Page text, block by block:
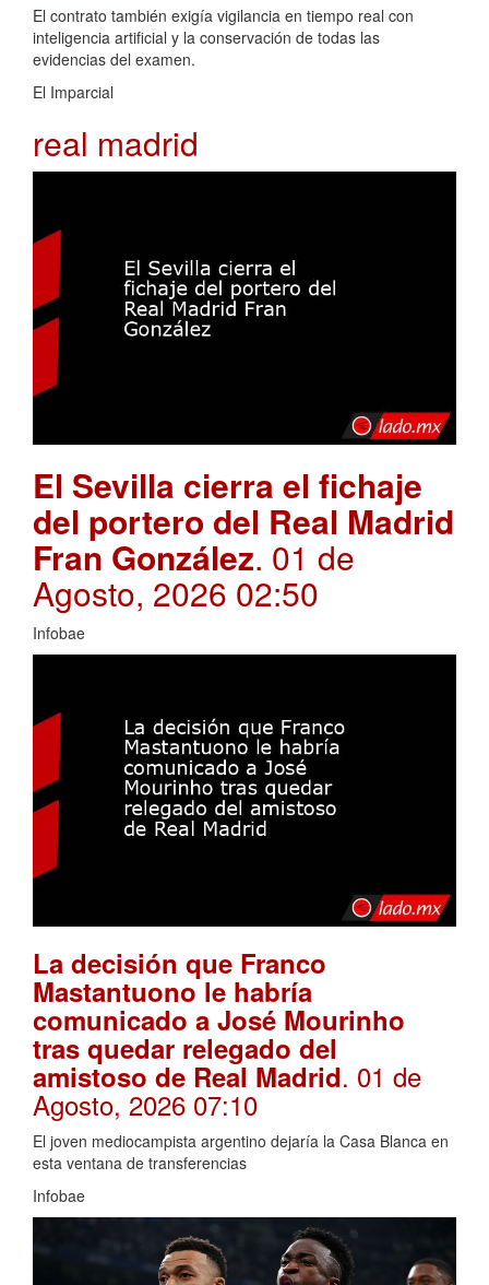
El contrato también exigía vigilancia en tiempo real con
inteligencia artificial y la conservación de todas las
evidencias del examen.
El Imparcial
real madrid
El Sevilla cierra el fichaje
del portero del Real Madrid
Fran González. 01 de
Agosto, 2026 02:50
Infobae
La decisión que Franco
Mastantuono le habría
comunicado a José Mourinho
tras quedar relegado del
amistoso de Real Madrid. 01 de
Agosto, 2026 07:10
El joven mediocampista argentino dejaría la Casa Blanca en
esta ventana de transferencias
Infobae